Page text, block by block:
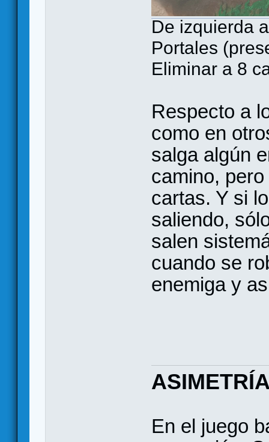
De izquierda
Portales
Eliminar a 8
Respecto a
como en
salga algún
camino,
cartas. Y si
saliendo,
salen
cuando se
enemiga y
En el juego